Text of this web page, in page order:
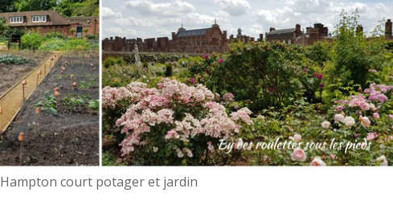
Hampton court potager et jardin